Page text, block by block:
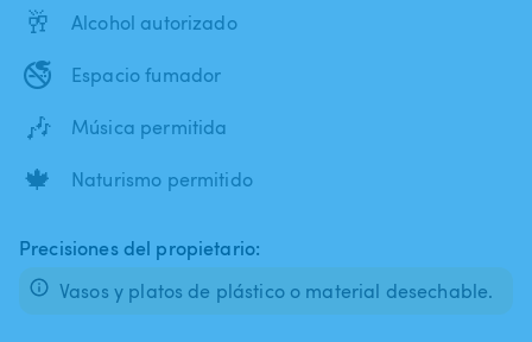
🥂 Alcohol autorizado
🚭 Espacio fumador
🎶 Música permitida
🍁 Naturismo permitido
Precisiones del propietario:
Vasos y platos de plástico o material desechable.